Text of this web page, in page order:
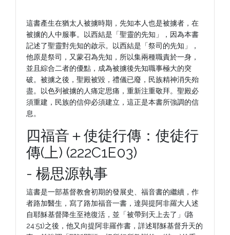
這書產生在猶太人被擄時期，先知本人也是被擄者，在
被擄的人中服事。以西結是「聖靈的先知」，因為本書
記述了聖靈對先知的啟示。以西結是「祭司的先知」，
他原是祭司，又蒙召為先知，所以集兩種職責於一身，
並且綜合二者的優點，成為被擄後先知職事極大的突
破。被擄之後，聖殿被毀，禮儀已廢，民族精神消失殆
盡。以色列被擄的人痛定思痛，重新注重敬拜。聖殿必
須重建，民族的信仰必須建立，這正是本書所強調的信
息。
四福音＋使徒行傳：使徒行
傳(上) (222C1E03)
- 楊思源執事
這書是一部基督教會初期的發展史、福音書的繼續，作
者路加醫生，寫了路加福音一書，達與提阿非羅大人述
自耶穌基督降生至衪復活，並「被帶到天上去了」(路
24:51)之後，他又向提阿非羅作書，詳述耶穌基督升天的